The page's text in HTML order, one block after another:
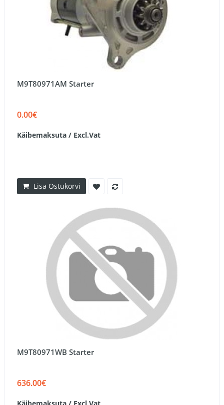
M9T80971AM Starter
0.00€
Käibemaksuta / Excl.Vat
Lisa Ostukorvi
M9T80971WB Starter
636.00€